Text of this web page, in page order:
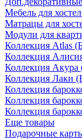
Мебель для
Матрацы для
Модули для
Коллекция Atlas
Коллекция
Коллекция Акура
Коллекция Лаки
Коллекция
Коллекция
Коллекция
Еще товары
Подарочные